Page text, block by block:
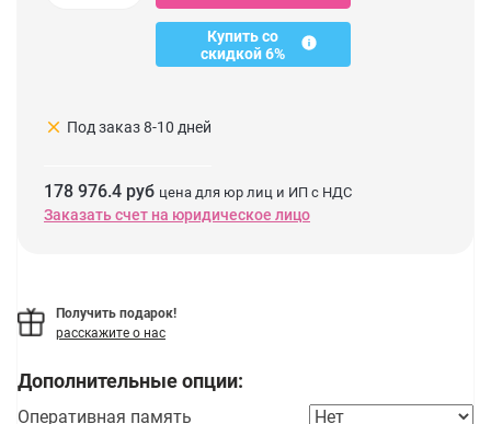
Купить со
скидкой 6%
clear Под заказ 8-10 дней
178 976.4 руб цена для юр лиц и ИП с НДС
Заказать счет на юридическое лицо
Получить подарок!
расскажите о нас
Дополнительные опции:
Оперативная память